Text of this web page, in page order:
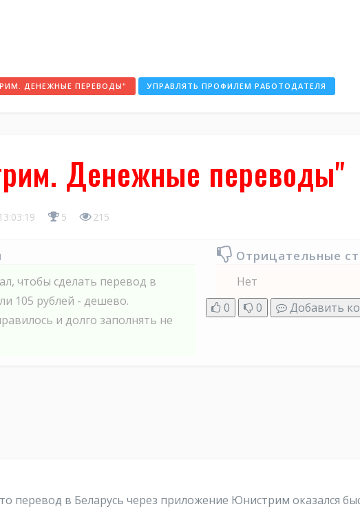
ДЕНЕЖНЫЕ ПЕРЕВОДЫ" УПРАВЛЯТЬ ПРОФИЛЕМ РАБОТОДАТЕЛЯ
Денежные переводы"
5 215
чтобы сделать перевод в
105 рублей - дешево.
и долго заполнять не
Отрицательные
Нет
0
0 Добавить
перевод в Беларусь через приложение Юнистрим оказался